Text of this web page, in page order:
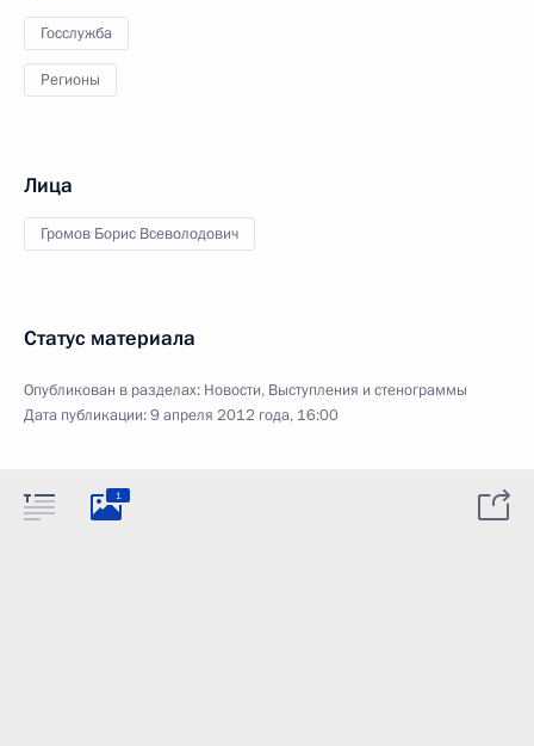
Госслужба
Регионы
Лица
Громов Борис Всеволодович
Статус материала
Опубликован в разделах: Новости, Выступления и стенограммы
Дата публикации:9 апреля 2012 года, 16:00
1